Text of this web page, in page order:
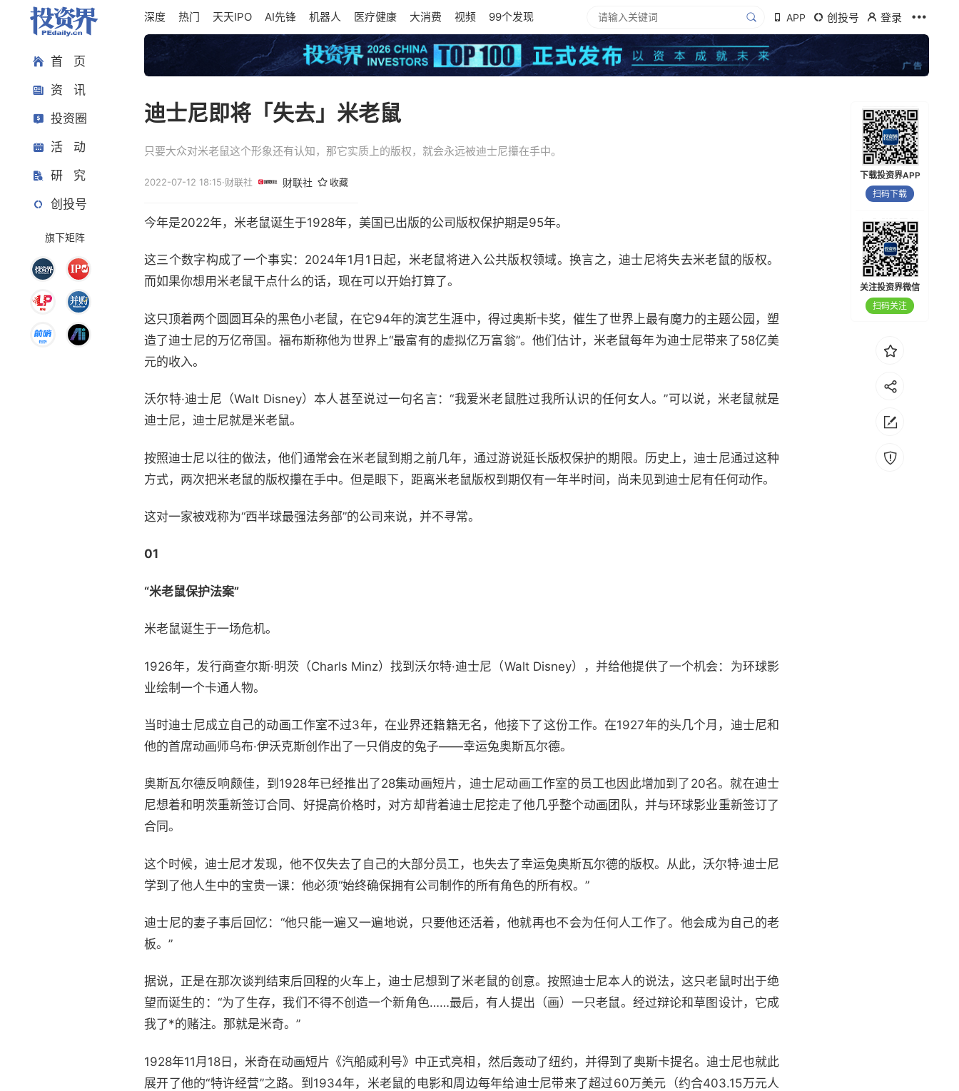
首 页
资 讯
投资圈
活 动
研 究
创投号
旗下矩阵
深度 热门 天天IPO AI先锋 机器人 医疗健康 大消费 视频 99个发现 APP 创投号 登录
迪士尼即将「失去」米老鼠
只要大众对米老鼠这个形象还有认知，那它实质上的版权，就会永远被迪士尼攥在手中。
2022-07-12 18:15·财联社 财联社 收藏
今年是2022年，米老鼠诞生于1928年，美国已出版的公司版权保护期是95年。
这三个数字构成了一个事实：2024年1月1日起，米老鼠将进入公共版权领域。换言之，迪士尼将失去米老鼠的版权。
而如果你想用米老鼠干点什么的话，现在可以开始打算了。
这只顶着两个圆圆耳朵的黑色小老鼠，在它94年的演艺生涯中，得过奥斯卡奖，催生了世界上最有魔力的主题公园，塑
造了迪士尼的万亿帝国。福布斯称他为世界上“最富有的虚拟亿万富翁”。他们估计，米老鼠每年为迪士尼带来了58亿美
元的收入。
沃尔特·迪士尼（Walt Disney）本人甚至说过一句名言：“我爱米老鼠胜过我所认识的任何女人。”可以说，米老鼠就是
迪士尼，迪士尼就是米老鼠。
按照迪士尼以往的做法，他们通常会在米老鼠到期之前几年，通过游说延长版权保护的期限。历史上，迪士尼通过这种
方式，两次把米老鼠的版权攥在手中。但是眼下，距离米老鼠版权到期仅有一年半时间，尚未见到迪士尼有任何动作。
这对一家被戏称为“西半球最强法务部”的公司来说，并不寻常。
01
“米老鼠保护法案”
米老鼠诞生于一场危机。
1926年，发行商查尔斯·明茨（Charls Minz）找到沃尔特·迪士尼（Walt Disney），并给他提供了一个机会：为环球影
业绘制一个卡通人物。
当时迪士尼成立自己的动画工作室不过3年，在业界还籍籍无名，他接下了这份工作。在1927年的头几个月，迪士尼和
他的首席动画师乌布·伊沃克斯创作出了一只俏皮的兔子——幸运兔奥斯瓦尔德。
奥斯瓦尔德反响颇佳，到1928年已经推出了28集动画短片，迪士尼动画工作室的员工也因此增加到了20名。就在迪士
尼想着和明茨重新签订合同、好提高价格时，对方却背着迪士尼挖走了他几乎整个动画团队，并与环球影业重新签订了
合同。
这个时候，迪士尼才发现，他不仅失去了自己的大部分员工，也失去了幸运兔奥斯瓦尔德的版权。从此，沃尔特·迪士尼
学到了他人生中的宝贵一课：他必须“始终确保拥有公司制作的所有角色的所有权。”
迪士尼的妻子事后回忆：“他只能一遍又一遍地说，只要他还活着，他就再也不会为任何人工作了。他会成为自己的老
板。”
据说，正是在那次谈判结束后回程的火车上，迪士尼想到了米老鼠的创意。按照迪士尼本人的说法，这只老鼠时出于绝
望而诞生的：“为了生存，我们不得不创造一个新角色……最后，有人提出（画）一只老鼠。经过辩论和草图设计，它成
我了*的赌注。那就是米奇。”
1928年11月18日，米奇在动画短片《汽船威利号》中正式亮相，然后轰动了纽约，并得到了奥斯卡提名。迪士尼也就此
展开了他的“特许经营”之路。到1934年，米老鼠的电影和周边每年给迪士尼带来了超过60万美元（约合403.15万元人
下载投资界APP
扫码下载
关注投资界微信
扫码关注